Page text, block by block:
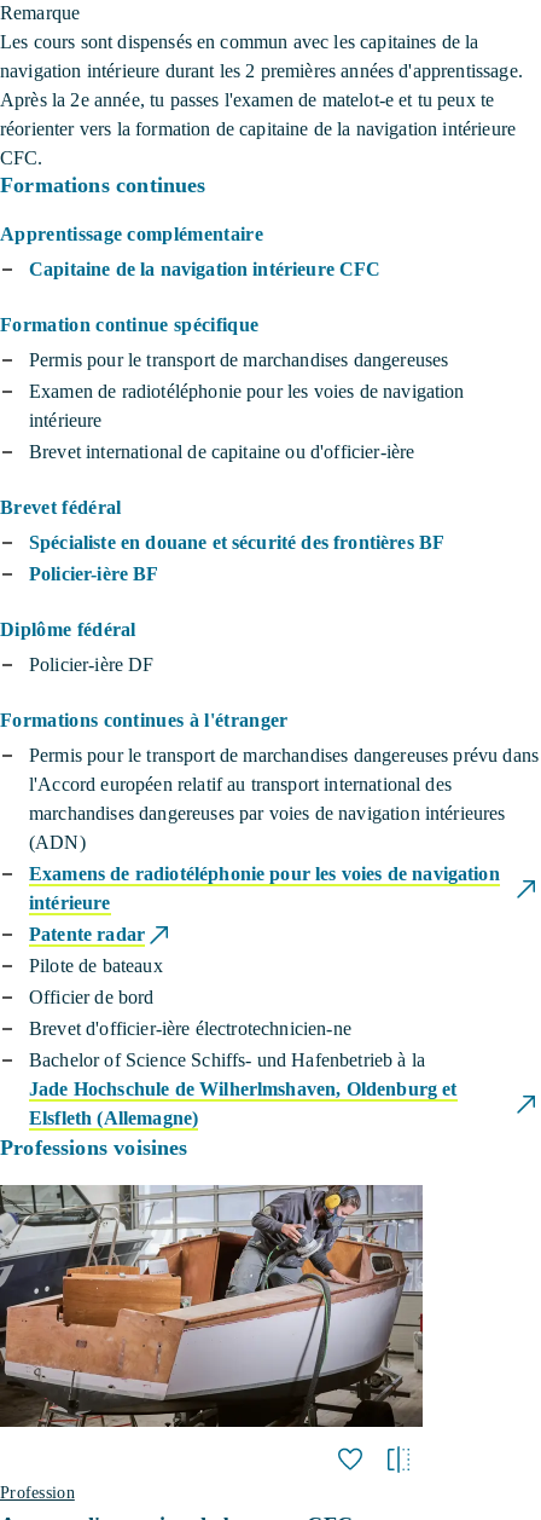
Remarque
Les cours sont dispensés en commun avec les capitaines de la
navigation intérieure durant les 2 premières années d'apprentissage.
Après la 2e année, tu passes l'examen de matelot-e et tu peux te
réorienter vers la formation de capitaine de la navigation intérieure
CFC.
Formations continues
Apprentissage complémentaire
Capitaine de la navigation intérieure CFC
Formation continue spécifique
Permis pour le transport de marchandises dangereuses
Examen de radiotéléphonie pour les voies de navigation
intérieure
Brevet international de capitaine ou d'officier-ière
Brevet fédéral
Spécialiste en douane et sécurité des frontières BF
Policier-ière BF
Diplôme fédéral
Policier-ière DF
Formations continues à l'étranger
Permis pour le transport de marchandises dangereuses prévu dans
l'Accord européen relatif au transport international des
marchandises dangereuses par voies de navigation intérieures
(ADN)
Examens de radiotéléphonie pour les voies de navigation
intérieure
Patente radar
Pilote de bateaux
Officier de bord
Brevet d'officier-ière électrotechnicien-ne
Bachelor of Science Schiffs- und Hafenbetrieb à la
Jade Hochschule de Wilherlmshaven, Oldenburg et
Elsfleth (Allemagne)
Professions voisines
Profession